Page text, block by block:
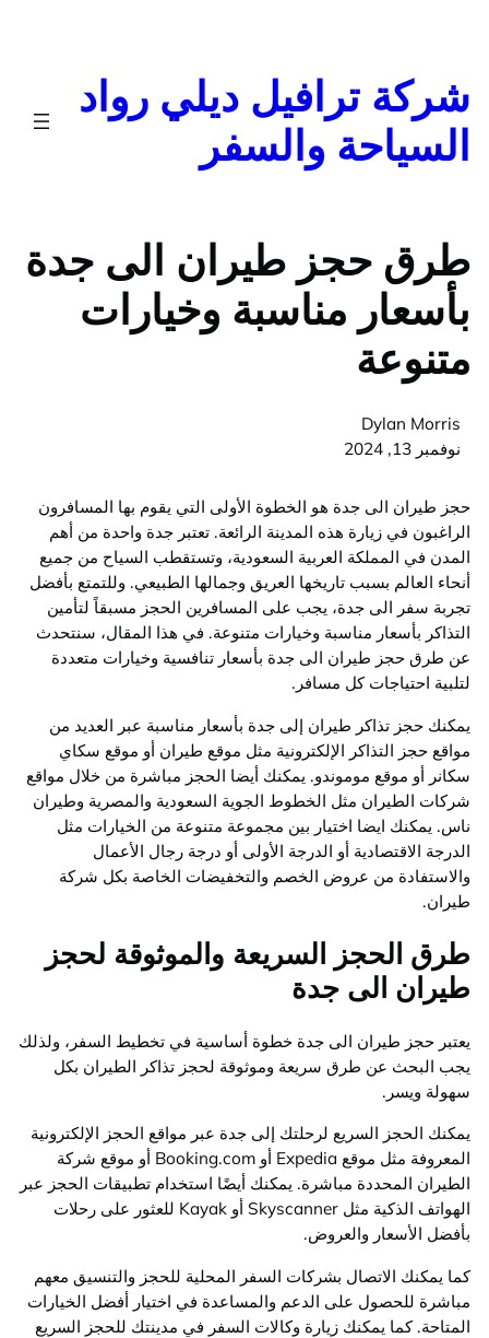
شركة ترافيل ديلي رواد
السياحة والسفر
طرق حجز طيران الى جدة
بأسعار مناسبة وخيارات
متنوعة
Dylan Morris
نوفمبر 13, 2024
حجز طيران الى جدة هو الخطوة الأولى التي يقوم بها المسافرون
الراغبون في زيارة هذه المدينة الرائعة. تعتبر جدة واحدة من أهم
المدن في المملكة العربية السعودية، وتستقطب السياح من جميع
أنحاء العالم بسبب تاريخها العريق وجمالها الطبيعي. وللتمتع بأفضل
تجربة سفر الى جدة، يجب على المسافرين الحجز مسبقاً لتأمين
التذاكر بأسعار مناسبة وخيارات متنوعة. في هذا المقال، سنتحدث
عن طرق حجز طيران الى جدة بأسعار تنافسية وخيارات متعددة
لتلبية احتياجات كل مسافر.
يمكنك حجز تذاكر طيران إلى جدة بأسعار مناسبة عبر العديد من
مواقع حجز التذاكر الإلكترونية مثل موقع طيران أو موقع سكاي
سكانر أو موقع موموندو. يمكنك أيضا الحجز مباشرة من خلال مواقع
شركات الطيران مثل الخطوط الجوية السعودية والمصرية وطيران
ناس. يمكنك ايضا اختيار بين مجموعة متنوعة من الخيارات مثل
الدرجة الاقتصادية أو الدرجة الأولى أو درجة رجال الأعمال
والاستفادة من عروض الخصم والتخفيضات الخاصة بكل شركة
طيران.
طرق الحجز السريعة والموثوقة لحجز
طيران الى جدة
يعتبر حجز طيران الى جدة خطوة أساسية في تخطيط السفر، ولذلك
يجب البحث عن طرق سريعة وموثوقة لحجز تذاكر الطيران بكل
سهولة ويسر.
يمكنك الحجز السريع لرحلتك إلى جدة عبر مواقع الحجز الإلكترونية
المعروفة مثل موقع Expedia أو Booking.com أو موقع شركة
الطيران المحددة مباشرة. يمكنك أيضًا استخدام تطبيقات الحجز عبر
الهواتف الذكية مثل Skyscanner أو Kayak للعثور على رحلات
بأفضل الأسعار والعروض.
كما يمكنك الاتصال بشركات السفر المحلية للحجز والتنسيق معهم
مباشرة للحصول على الدعم والمساعدة في اختيار أفضل الخيارات
المتاحة. كما يمكنك زيارة وكالات السفر في مدينتك للحجز السريع